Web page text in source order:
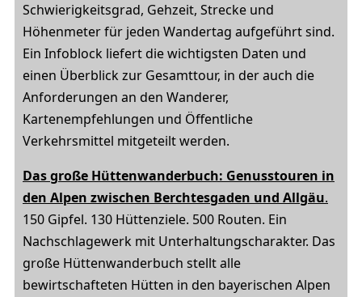
Schwierigkeitsgrad, Gehzeit, Strecke und
Höhenmeter für jeden Wandertag aufgeführt sind.
Ein Infoblock liefert die wichtigsten Daten und
einen Überblick zur Gesamttour, in der auch die
Anforderungen an den Wanderer,
Kartenempfehlungen und Öffentliche
Verkehrsmittel mitgeteilt werden.
Das große Hüttenwanderbuch: Genusstouren in
den Alpen zwischen Berchtesgaden und Allgäu.
150 Gipfel. 130 Hüttenziele. 500 Routen. Ein
Nachschlagewerk mit Unterhaltungscharakter. Das
große Hüttenwanderbuch stellt alle
bewirtschafteten Hütten in den bayerischen Alpen